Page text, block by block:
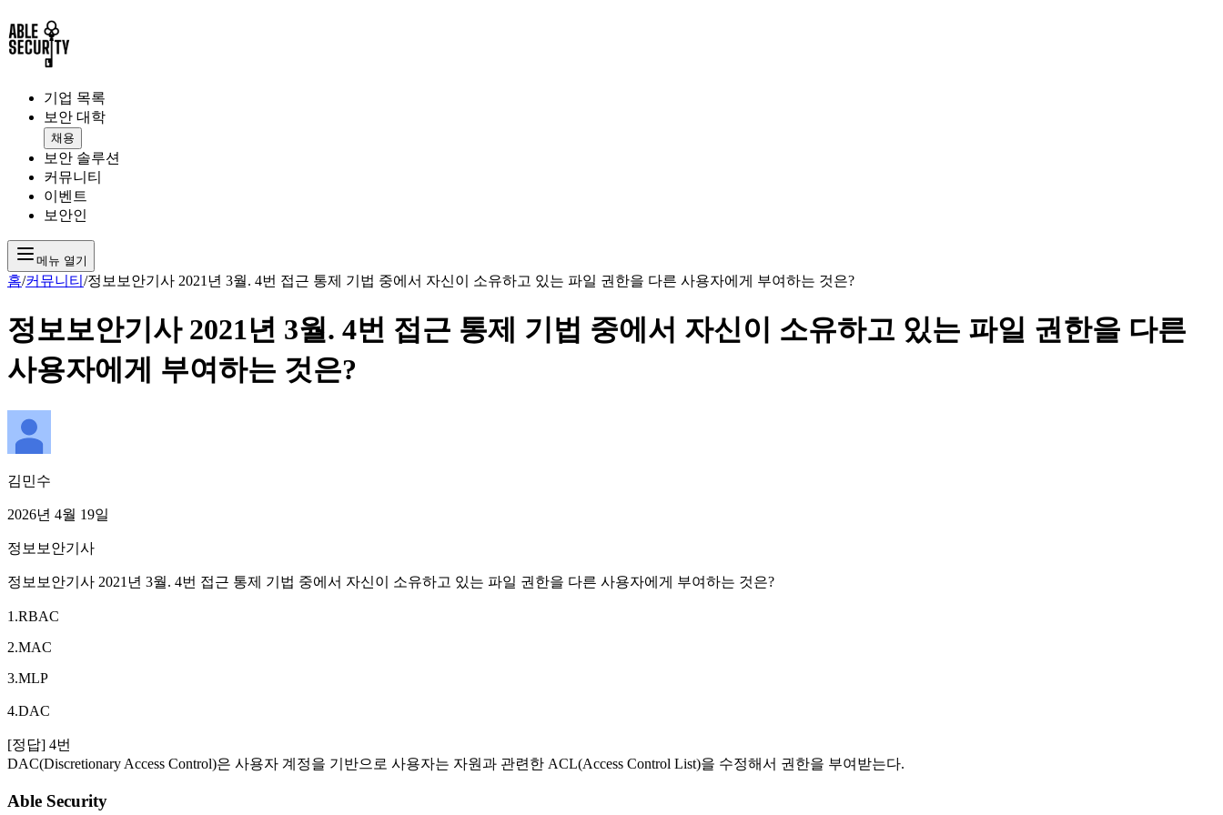
기업 목록
보안 대학
채용
보안 솔루션
커뮤니티
이벤트
보안인
메뉴 열기
홈/커뮤니티 /정보보안기사 2021년 3월. 4번 접근 통제 기법 중에서 자신이 소유하고 있는 파일 권한을 다른 사용자에게 부여하는 것은?
정보보안기사 2021년 3월. 4번 접근 통제 기법 중에서 자신이 소유하고 있는 파일 권한을 다른
사용자에게 부여하는 것은?
김민수
2026년 4월 19일
정보보안기사
정보보안기사 2021년 3월. 4번 접근 통제 기법 중에서 자신이 소유하고 있는 파일 권한을 다른 사용자에게 부여하는 것은?
1.RBAC
2.MAC
3.MLP
4.DAC
[정답] 4번
DAC(Discretionary Access Control)은 사용자 계정을 기반으로 사용자는 자원과 관련한 ACL(Access Control List)을 수정해서 권한을 부여받는다.
Able Security